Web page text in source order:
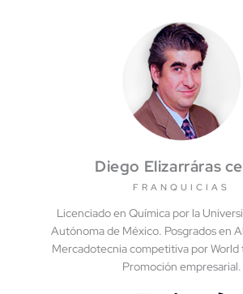
Diego Elizarráras
FRANQUICIAS
Licenciado en Química por la
Autónoma de México. Posgrados en
Mercadotecnia competitiva por
Promoción empresarial.